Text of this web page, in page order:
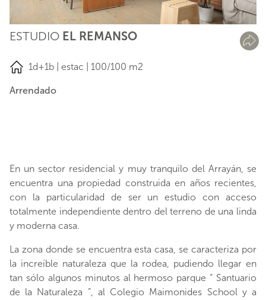
ESTUDIO EL REMANSO
1d+1b | estac | 100/100 m2
Arrendado
En un sector residencial y muy tranquilo del Arrayán, se
encuentra una propiedad construida en años recientes,
con la particularidad de ser un estudio con acceso
totalmente independiente dentro del terreno de una linda
y moderna casa.
La zona donde se encuentra esta casa, se caracteriza por
la increíble naturaleza que la rodea, pudiendo llegar en
tan sólo algunos minutos al hermoso parque “ Santuario
de la Naturaleza ”, al Colegio Maimonides School y a